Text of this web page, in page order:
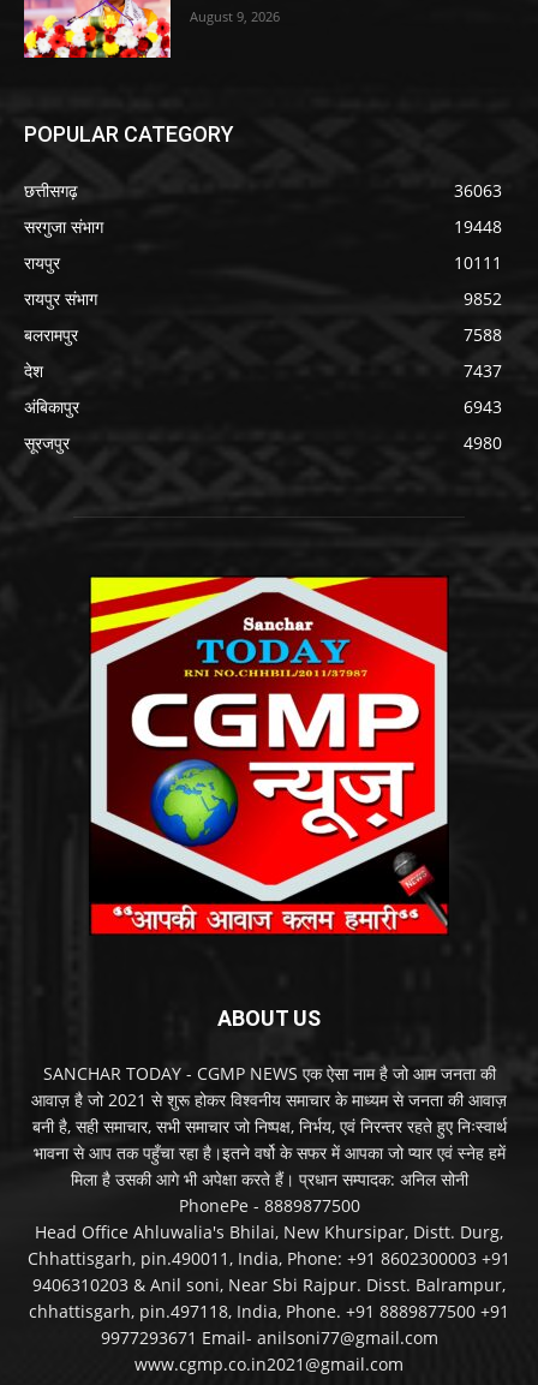
August 9, 2026
POPULAR CATEGORY
छत्तीसगढ़
36063
सरगुजा संभाग
19448
रायपुर
10111
रायपुर संभाग
9852
बलरामपुर
7588
देश
7437
अंबिकापुर
6943
सूरजपुर
4980
ABOUT US
SANCHAR TODAY - CGMP NEWS एक ऐसा नाम है जो आम जनता की
आवाज़ है जो 2021 से शुरू होकर विश्वनीय समाचार के माध्यम से जनता की आवाज़
बनी है, सही समाचार, सभी समाचार जो निष्पक्ष, निर्भय, एवं निरन्तर रहते हुए निःस्वार्थ
भावना से आप तक पहुँचा रहा है।इतने वर्षो के सफर में आपका जो प्यार एवं स्नेह हमें
मिला है उसकी आगे भी अपेक्षा करते हैं। प्रधान सम्पादक: अनिल सोनी
PhonePe - 8889877500
Head Office Ahluwalia's Bhilai, New Khursipar, Distt. Durg,
Chhattisgarh, pin.490011, India, Phone: +91 8602300003 +91
9406310203 & Anil soni, Near Sbi Rajpur. Disst. Balrampur,
chhattisgarh, pin.497118, India, Phone. +91 8889877500 +91
9977293671 Email- anilsoni77@gmail.com
www.cgmp.co.in2021@gmail.com